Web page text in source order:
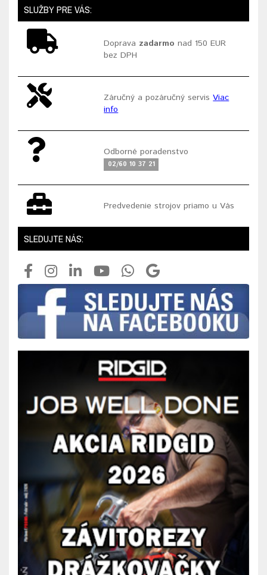
SLUŽBY PRE VÁS:
Doprava zadarmo nad 150 EUR
bez DPH
Záručný a pozáručný servisViac
info
Odborné poradenstvo
02/60 10 37 21
Predvedenie strojov priamo u Vás
SLEDUJTE NÁS: